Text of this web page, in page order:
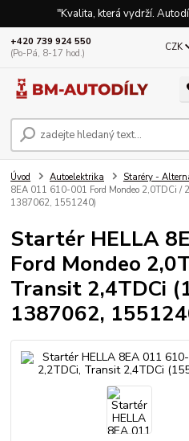
"Kvalita, která vydrží.
CZK
+420 739 924 550
(Po-Pá, 8-17 hod.)
Úvod Autoelektrika Staréry -
8EA 011 610-001 Ford Mondeo 2,0TDCi
1387062, 1551240)
Startér HELLA
Ford Mondeo
Transit 2,4TDCi
1387062,